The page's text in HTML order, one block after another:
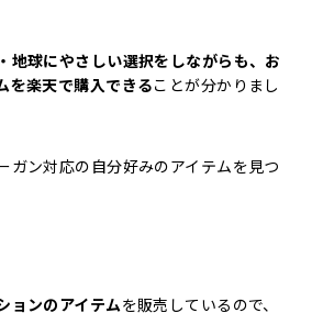
地球にやさしい選択をしながらも、お
を楽天で購入できることが分かりまし
ガン対応の自分好みのアイテムを見つ
ョンのアイテムを販売しているので、